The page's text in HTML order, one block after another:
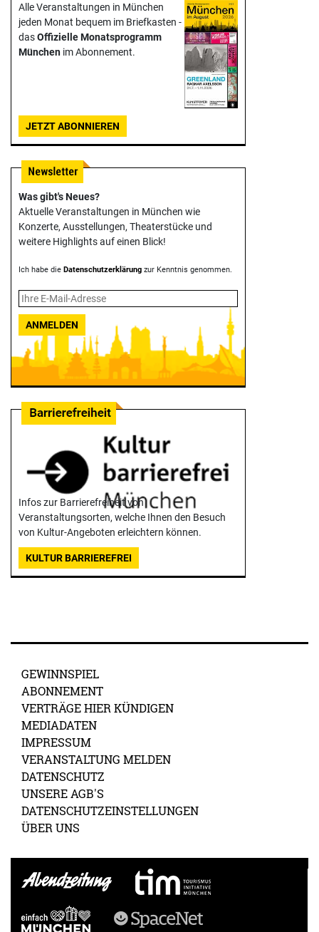
Alle Veranstaltungen in München
jeden Monat bequem im Briefkasten -
dasOffizielle Monats­programm
München im Abonnement.
JETZT ABONNIEREN
Was gibt's Neues?
Aktuelle Veranstaltungen in München wie
Konzerte, Ausstellungen, Theater­stücke und
weitere Highlights auf einen Blick!
Ich habe die Datenschutzerklärung zur Kenntnis genommen.
ANMELDEN
Infos zur Barrierefreiheit von
Veranstaltungsorten, welche Ihnen den Besuch
von Kultur-Angeboten erleichtern können.
KULTUR BARRIEREFREI
GEWINNSPIEL
ABONNEMENT
VERTRÄGE HIER KÜNDIGEN
MEDIADATEN
IMPRESSUM
VERANSTALTUNG MELDEN
DATENSCHUTZ
UNSERE AGB'S
DATENSCHUTZEINSTELLUNGEN
ÜBER UNS